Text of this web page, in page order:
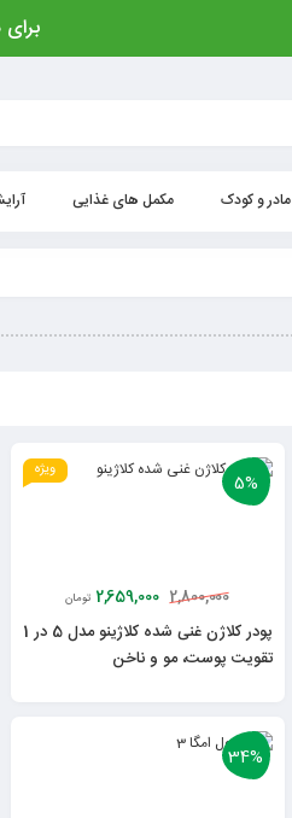
برای
مادر و کودک مکمل های غذایی
ویژه 5%
2,800,000
2,659,000 تومان
پودر کلاژن غنی شده کلاژینو مدل 5 در 1
تقویت پوست، مو و ناخن
34%